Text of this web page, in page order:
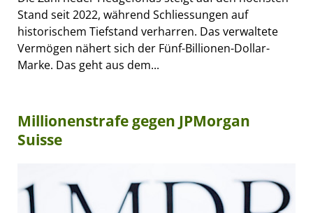
Stand seit 2022, während Schliessungen auf
historischem Tiefstand verharren. Das verwaltete
Vermögen nähert sich der Fünf-Billionen-Dollar-
Marke. Das geht aus dem...
Millionenstrafe gegen JPMorgan
Suisse